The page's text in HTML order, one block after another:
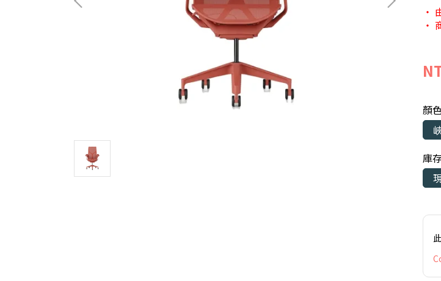
・
・
顏
庫